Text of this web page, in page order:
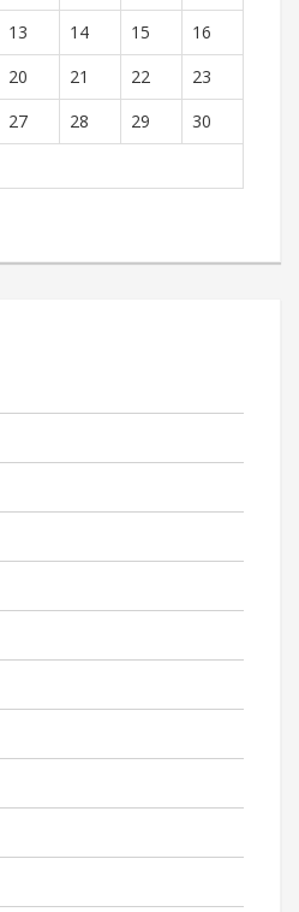
13 14 15
16
20 21 22
23
27 28 29
30